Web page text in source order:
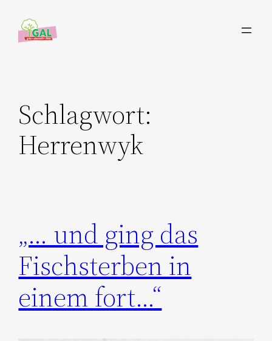
Inhalt
springen
Schlagwort:
Herrenwyk
„… und ging das
Fischsterben in
einem fort…“